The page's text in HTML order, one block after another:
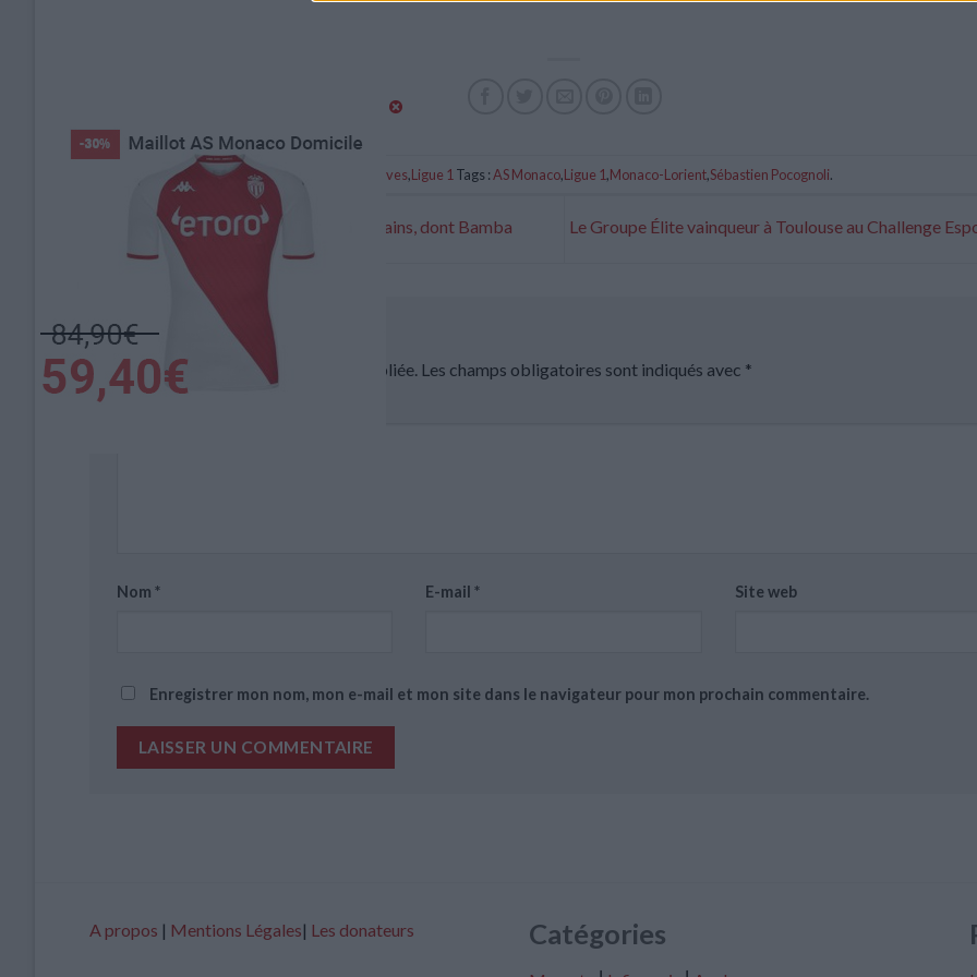
Brèves,Ligue 1 Tags :AS Monaco,Ligue 1,Monaco-Lorient,Sébastien Pocognoli.
Plusieurs joueurs malades et incertains, dont Bamba Le Groupe Élite vainqueur à Toulouse au Challenge
Laisser un commentaire
Votre adresse e-mail ne sera pas publiée. Les champs obligatoires sont indiqués avec *
Nom * E-mail* Site web
Enregistrer mon nom, mon e-mail et mon site dans le navigateur pour mon prochain commentaire.
A propos | Mentions Légales| Les donateurs Catégories